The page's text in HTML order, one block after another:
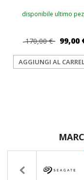
disponibile ultimo
170,00 € 99,00
AGGIUNGI AL